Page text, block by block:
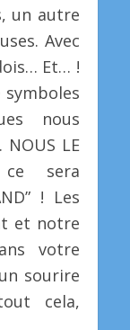
un autre
Avec
Et… !
symboles
nous
LE
sera
! Les
et notre
votre
sourire
cela,